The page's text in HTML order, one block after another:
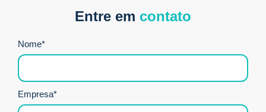
Entre em contato
Nome*
Empresa*